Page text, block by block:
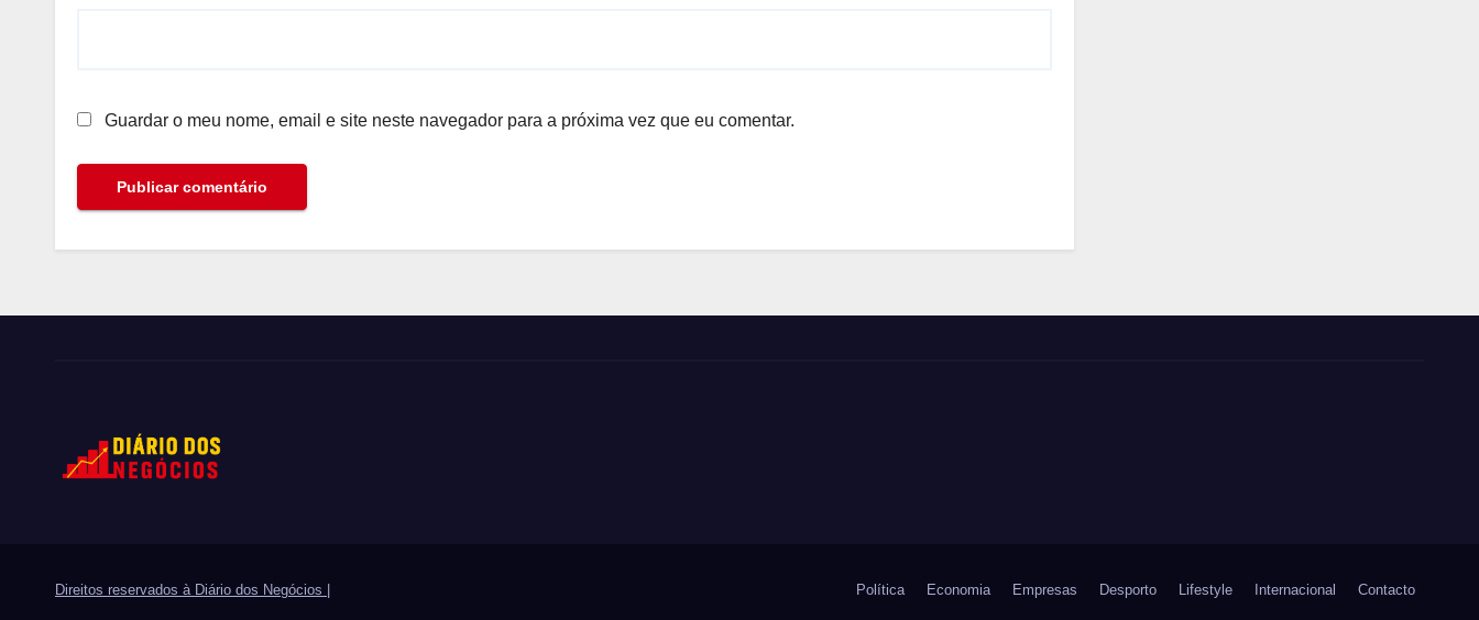
Guardar o meu nome, email e site neste navegador para a próxima vez que eu comentar.
Direitos reservados à Diário dos Negócios Política Economia Empresas Desporto Lifestyle Internacional Contacto